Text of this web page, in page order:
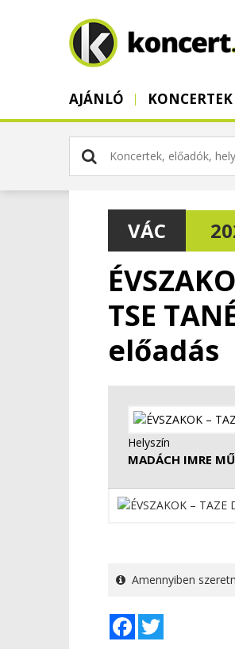
AJÁNLÓ KONCERTEK
VÁC
TSE
előadás
Helyszín
MADÁCH IMRE
Amennyiben
Facebook